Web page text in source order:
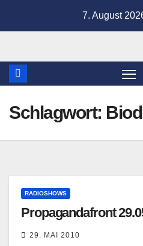
7. August
Schlagwort:
RADIOSHOWS
Propagandafront
29. MAI 2010